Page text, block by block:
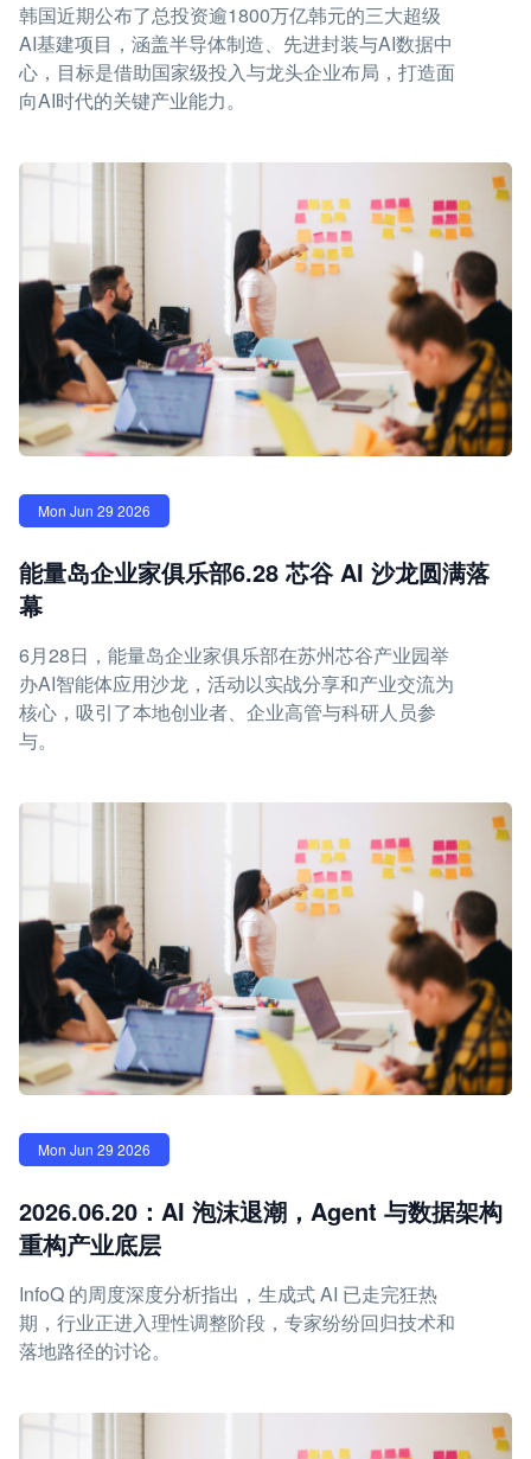
韩国近期公布了总投资逾1800万亿韩元的三大超级
AI基建项目，涵盖半导体制造、先进封装与AI数据中
心，目标是借助国家级投入与龙头企业布局，打造面
向AI时代的关键产业能力。
Mon Jun 29 2026
能量岛企业家俱乐部6.28 芯谷 AI 沙龙圆满落
幕
6月28日，能量岛企业家俱乐部在苏州芯谷产业园举
办AI智能体应用沙龙，活动以实战分享和产业交流为
核心，吸引了本地创业者、企业高管与科研人员参
与。
Mon Jun 29 2026
2026.06.20：AI 泡沫退潮，Agent 与数据架构
重构产业底层
InfoQ 的周度深度分析指出，生成式 AI 已走完狂热
期，行业正进入理性调整阶段，专家纷纷回归技术和
落地路径的讨论。